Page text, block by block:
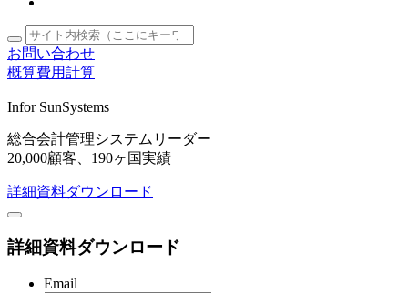
お問い合わせ
概算費用計算
Infor SunSystems
総合会計管理システムリーダー
20,000顧客、190ヶ国実績
詳細資料ダウンロード
詳細資料ダウンロード
Email